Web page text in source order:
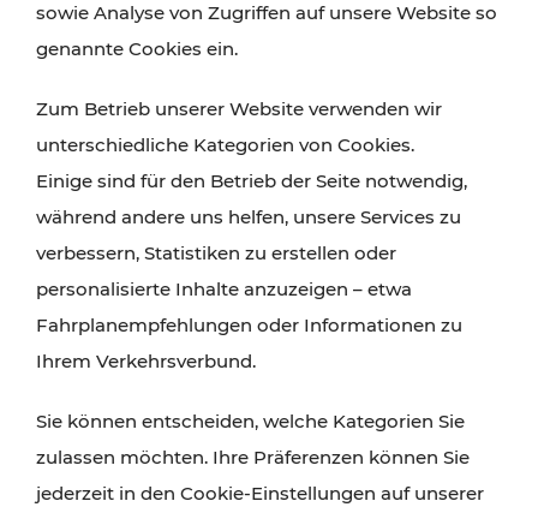
Wien, Niederösterreich und das Burgenland
Wanderungen, Kultur und Gastronomie,
Radtouren oder purer Naturgenuss – viele
Attraktionen sind mit den Ticket- und Fahrplan-
Angeboten des VOR gut und schnell erreichbar.
sowie Analyse von Zugriffen auf unsere Website so
genannte Cookies ein.
Zum Betrieb unserer Website verwenden wir
unterschiedliche Kategorien von Cookies.
Einige sind für den Betrieb der Seite notwendig,
während andere uns helfen, unsere Services zu
verbessern, Statistiken zu erstellen oder
personalisierte Inhalte anzuzeigen – etwa
Fahrplanempfehlungen oder Informationen zu
Ihrem Verkehrsverbund.
Sie können entscheiden, welche Kategorien Sie
zulassen möchten. Ihre Präferenzen können Sie
jederzeit in den Cookie-Einstellungen auf unserer